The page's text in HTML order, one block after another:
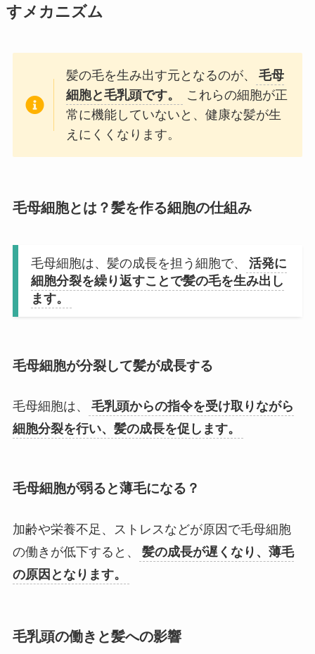
すメカニズム
髪の毛を生み出す元となるのが、
毛母
細胞と毛乳頭です。
これらの細胞が正
常に機能していないと、健康な髪が生
えにくくなります。
毛母細胞とは？髪を作る細胞の仕組み
毛母細胞は、髪の成長を担う細胞で、
活発に
細胞分裂を繰り返すことで髪の毛を生み出し
ます。
毛母細胞が分裂して髪が成長する
毛母細胞は、
毛乳頭からの指令を受け取りながら
細胞分裂を行い、髪の成長を促します。
毛母細胞が弱ると薄毛になる？
加齢や栄養不足、ストレスなどが原因で毛母細胞
の働きが低下すると、
髪の成長が遅くなり、薄毛
の原因となります。
毛乳頭の働きと髪への影響